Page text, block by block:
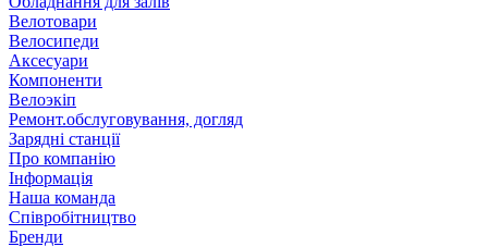
Велотовари
Велосипеди
Аксесуари
Компоненти
Велоэкіп
Ремонт.обслуговування, догляд
Зарядні станції
Про компанію
Інформація
Наша команда
Співробітництво
Бренди